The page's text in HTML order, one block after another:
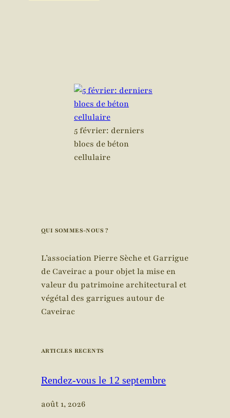
5 février: derniers
blocs de béton
cellulaire
QUI SOMMES-NOUS ?
L’association Pierre Sèche et Garrigue
de Caveirac a pour objet la mise en
valeur du patrimoine architectural et
végétal des garrigues autour de
Caveirac
ARTICLES RECENTS
Rendez-vous le 12 septembre
août 1, 2026